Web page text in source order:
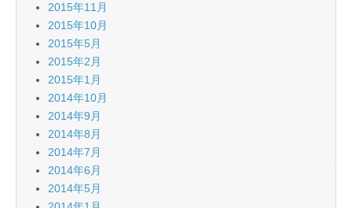
2015年11月
2015年10月
2015年5月
2015年2月
2015年1月
2014年10月
2014年9月
2014年8月
2014年7月
2014年6月
2014年5月